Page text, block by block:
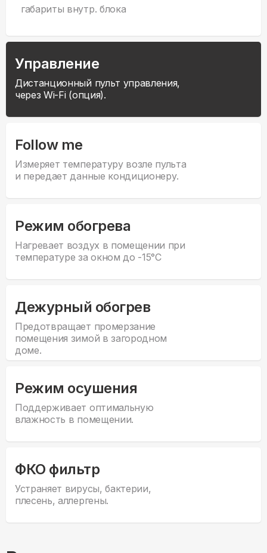
габариты внутр. блока
Управление
Дистанционный пульт управления,
через Wi-Fi (опция).
Follow me
Измеряет температуру возле пульта
и передает данные кондиционеру.
Режим обогрева
Нагревает воздух в помещении при
температуре за окном до -15°С
Дежурный обогрев
Предотвращает промерзание
помещения зимой в загородном
доме.
Режим осушения
Поддерживает оптимальную
влажность в помещении.
ФКО фильтр
Устраняет вирусы, бактерии,
плесень, аллергены.